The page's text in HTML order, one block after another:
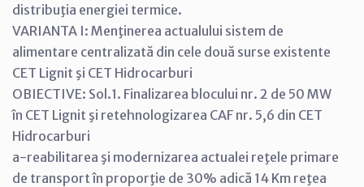
distribuţia energiei termice.
VARIANTA I: Menţinerea actualului sistem de
alimentare centralizată din cele două surse existente
CET Lignit şi CET Hidrocarburi
OBIECTIVE: Sol.1. Finalizarea blocului nr. 2 de 50 MW
în CET Lignit şi retehnologizarea CAF nr. 5,6 din CET
Hidrocarburi
a-reabilitarea şi modernizarea actualei reţele primare
de transport în proporţie de 30% adică 14 Km reţea